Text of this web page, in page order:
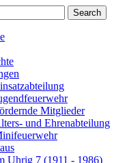
Mitglieder
und Ehrenabteilung
Uhrig 7 (1911 - 1986)